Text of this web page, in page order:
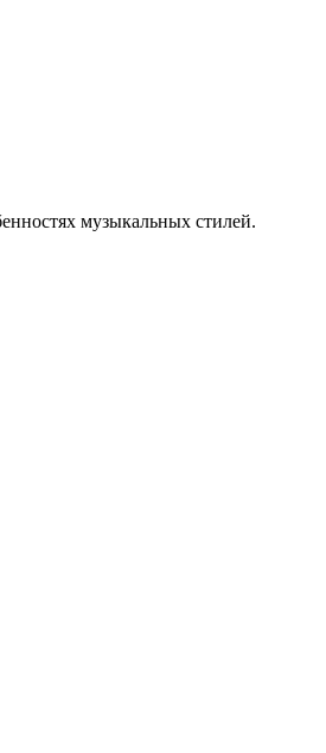
музыкальных стилей.